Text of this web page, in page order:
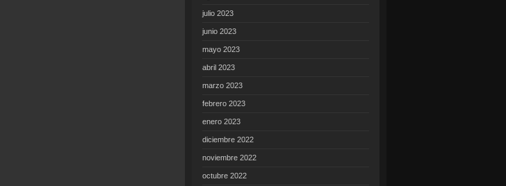
julio 2023
junio 2023
mayo 2023
abril 2023
marzo 2023
febrero 2023
enero 2023
diciembre 2022
noviembre 2022
octubre 2022